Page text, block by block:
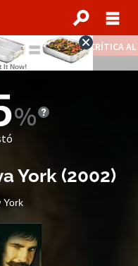
DESTACADAS CRÍTICA
York (2002)
York